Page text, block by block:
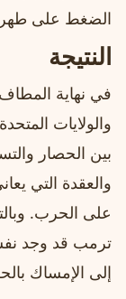
الضغط على
النتيجة
في نهاية
والولايات
بين الحصار
والعقدة التي
على الحرب.
ترمب قد وجد
إلى الإمساك